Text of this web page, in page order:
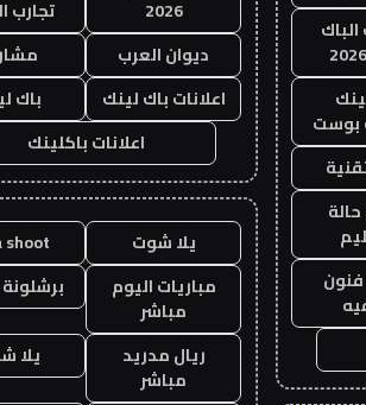
الباك
2026
تجارب
ديوان العرب
اعلانات باك لينك
باك
اعلانات باكلينك
يلا شوت
shoot
مباريات اليوم
مباشر
ريال مدريد
مباشر
يلا